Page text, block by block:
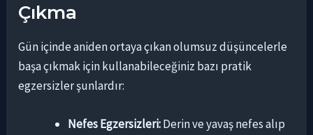
Çıkma
Gün içinde aniden ortaya çıkan olumsuz düşüncelerle
başa çıkmak için kullanabileceğiniz bazı pratik
egzersizler şunlardır:
Nefes Egzersizleri:Derin ve yavaş nefes alıp